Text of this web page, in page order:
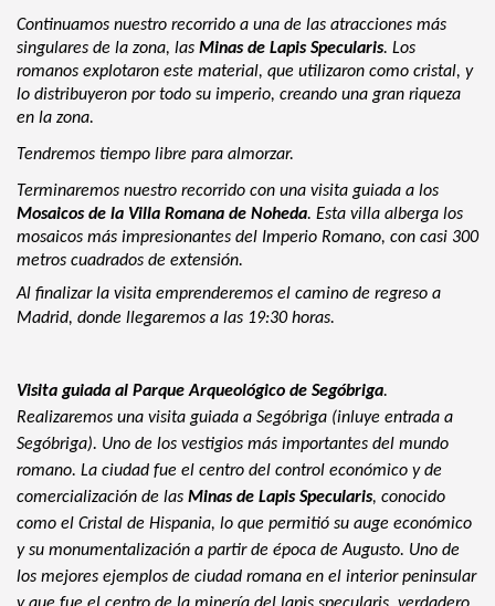
Continuamos nuestro recorrido a una de las atracciones más
singulares de la zona, las Minas de Lapis Specularis. Los
romanos explotaron este material, que utilizaron como cristal, y
lo distribuyeron por todo su imperio, creando una gran riqueza
en la zona.
Tendremos tiempo libre para almorzar.
Terminaremos nuestro recorrido con una visita guiada a los
Mosaicos de la Villa Romana de Noheda. Esta villa alberga los
mosaicos más impresionantes del Imperio Romano, con casi 300
metros cuadrados de extensión.
Al finalizar la visita emprenderemos el camino de regreso a
Madrid, donde llegaremos a las 19:30 horas.
Visita guiada al Parque Arqueológico de Segóbriga.
Realizaremos una visita guiada a Segóbriga (inluye entrada a
Segóbriga). Uno de los vestigios más importantes del mundo
romano. La ciudad fue el centro del control económico y de
comercialización de las Minas de Lapis Specularis, conocido
como el Cristal de Hispania, lo que permitió su auge económico
y su monumentalización a partir de época de Augusto. Uno de
los mejores ejemplos de ciudad romana en el interior peninsular